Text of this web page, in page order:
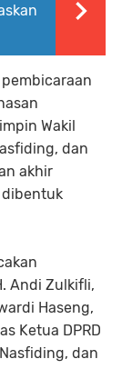
Wakil
dan
akhir
Andi Zulkifli,
Haseng,
Ketua DPRD
dan